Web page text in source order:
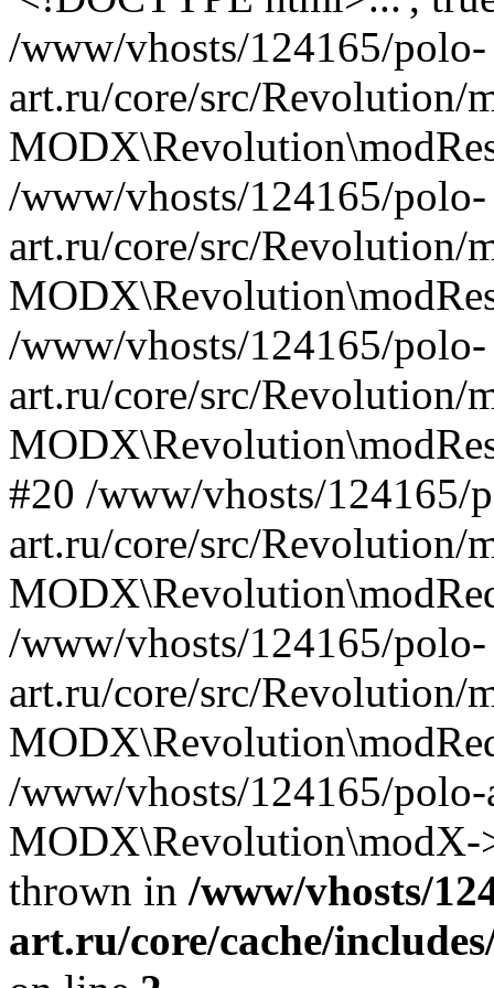
/www/vhosts/124165/polo-
art.ru/core/src/Revolution/
/www/vhosts/124165/polo-
art.ru/core/src/Revolution/
/www/vhosts/124165/polo-
art.ru/core/src/Revolution/
#20 /www/vhosts/124165/
art.ru/core/src/Revolution/
/www/vhosts/124165/polo-
art.ru/core/src/Revolution/
/www/vhosts/124165/
MODX\Revolution\modX-
thrown in /www/vhosts/
art.ru/core/cache/